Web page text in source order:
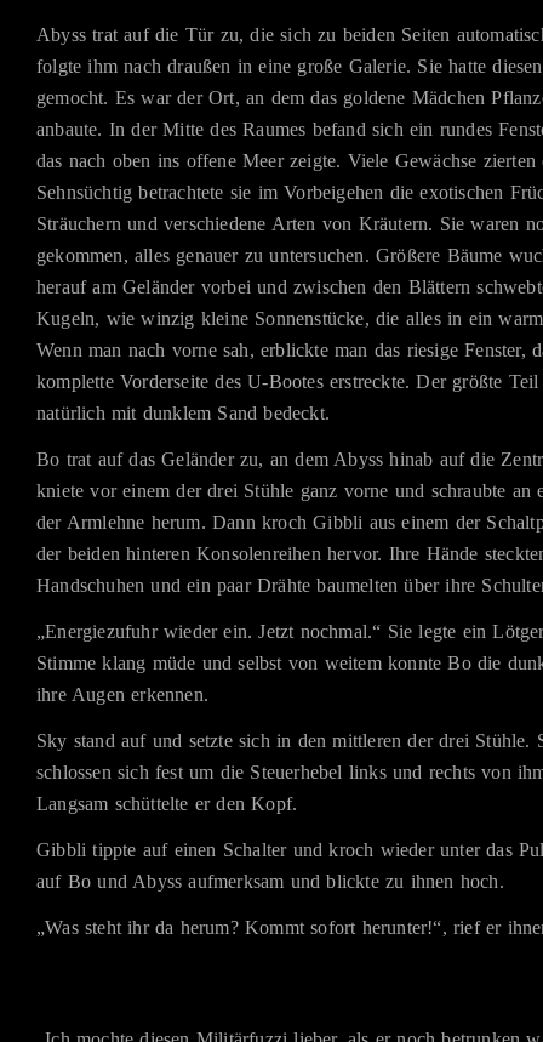
Abyss trat auf die Tür zu, die sich zu beiden Seiten
folgte ihm nach draußen in eine große Galerie. Sie hatte
gemocht. Es war der Ort, an dem das goldene Mädchen
anbaute. In der Mitte des Raumes befand sich ein rundes
das nach oben ins offene Meer zeigte. Viele Gewächse zierten
Sehnsüchtig betrachtete sie im Vorbeigehen die exotischen
Sträuchern und verschiedene Arten von Kräutern. Sie waren
gekommen, alles genauer zu untersuchen. Größere Bäume
herauf am Geländer vorbei und zwischen den Blättern
Kugeln, wie winzig kleine Sonnenstücke, die alles in ein
Wenn man nach vorne sah, erblickte man das riesige Fenster,
komplette Vorderseite des U-Bootes erstreckte. Der größte
natürlich mit dunklem Sand bedeckt.
Bo trat auf das Geländer zu, an dem Abyss hinab auf die
kniete vor einem der drei Stühle ganz vorne und schraubte an
der Armlehne herum. Dann kroch Gibbli aus einem der
der beiden hinteren Konsolenreihen hervor. Ihre Hände
Handschuhen und ein paar Drähte baumelten über ihre
„Energiezufuhr wieder ein. Jetzt nochmal.“ Sie legte ein
Stimme klang müde und selbst von weitem konnte Bo die
ihre Augen erkennen.
Sky stand auf und setzte sich in den mittleren der drei Stühle.
schlossen sich fest um die Steuerhebel links und rechts von
Langsam schüttelte er den Kopf.
Gibbli tippte auf einen Schalter und kroch wieder unter das
auf Bo und Abyss aufmerksam und blickte zu ihnen hoch.
„Was steht ihr da herum? Kommt sofort herunter!“, rief er